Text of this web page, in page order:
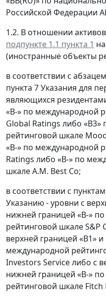
Российской Федерации
1.2. В отношении
подпункте 1.1 пункта 1
(иностранные объекты
в соответствии с
пункта 7 Указания для
являющихся
«В-» по международной
Global Ratings либо
рейтинговой шкале
«В-» по международной
Ratings либо «В-» по
шкале A.M. Best Co;
в соответствии с
Указанию - уровни с
нижней границей «В-»
рейтинговой шкале S&P
верхней границей «В1»
международной
Investors Service либо с
нижней границей «В-»
рейтинговой шкале Fitch